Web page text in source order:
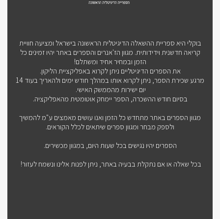
בוקלי היא ספריית ההשאלה הדיגיטלית הראשונה בישראל ומציעה חוויית
קריאה חדשנית וידידותית. מגוון הז'אנרים והספרים באתר יהיו זמינים כל
הזמן ובמחיר אחיד ומשתלם!
את הספרים הדיגיטליים ניתן לקרוא באפליקציית הליקון.
מרגע שכירת הספר, ניתן לקרוא אותו במהלך חודש ימים ולהאריך בעוד 14
יום ישירות מהממשק האישי.
בסיום חודש ההשכרה, הספר יימחק אוטומטית מהאפליקציה.
מגוון הספרים באתר מתחדש כל הזמן ואנו עושים מאמצים ע"מ להמשיך
ולספק מבחר ומגוון ספרים שיתאים לכלל הקוראים.
הספרים יהיו נגישים בכל שעות היום, במגוון מכשירים.
בכל שאלה או אם נתקלת בבעיה באתר, ניתן לפנות אלינו ונשמח לעזור!